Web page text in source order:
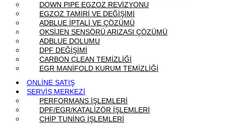
DOWN PIPE EGZOZ REVİZYONU
EGZOZ TAMİRİ VE DEĞİŞİMİ
ADBLUE İPTALİ VE ÇÖZÜMÜ
OKSİJEN SENSÖRÜ ARIZASI ÇÖZÜMÜ
ADBLUE DOLUMU
DPF DEĞİŞİMİ
CARBON CLEAN TEMİZLİĞİ
EGR MANİFOLD KURUM TEMİZLİĞİ
ONLİNE SATIŞ
SERVİS MERKEZİ
PERFORMANS İŞLEMLERİ
DPF/EGR/KATALİZÖR İŞLEMLERİ
CHİP TUNİNG İŞLEMLERİ